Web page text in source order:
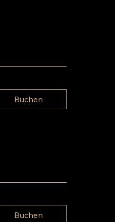
Buchen
Buchen